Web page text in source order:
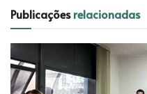
Publicaçõesrelacionadas